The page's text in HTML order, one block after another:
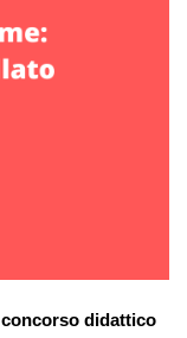
concorso didattico